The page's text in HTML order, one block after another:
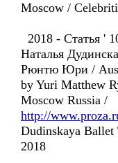
Moscow /
2018 - Статья '
Наталья
Рюнтю Юри /
by Yuri Matthew
Moscow Russia /
http://
Dudinskaya
2018